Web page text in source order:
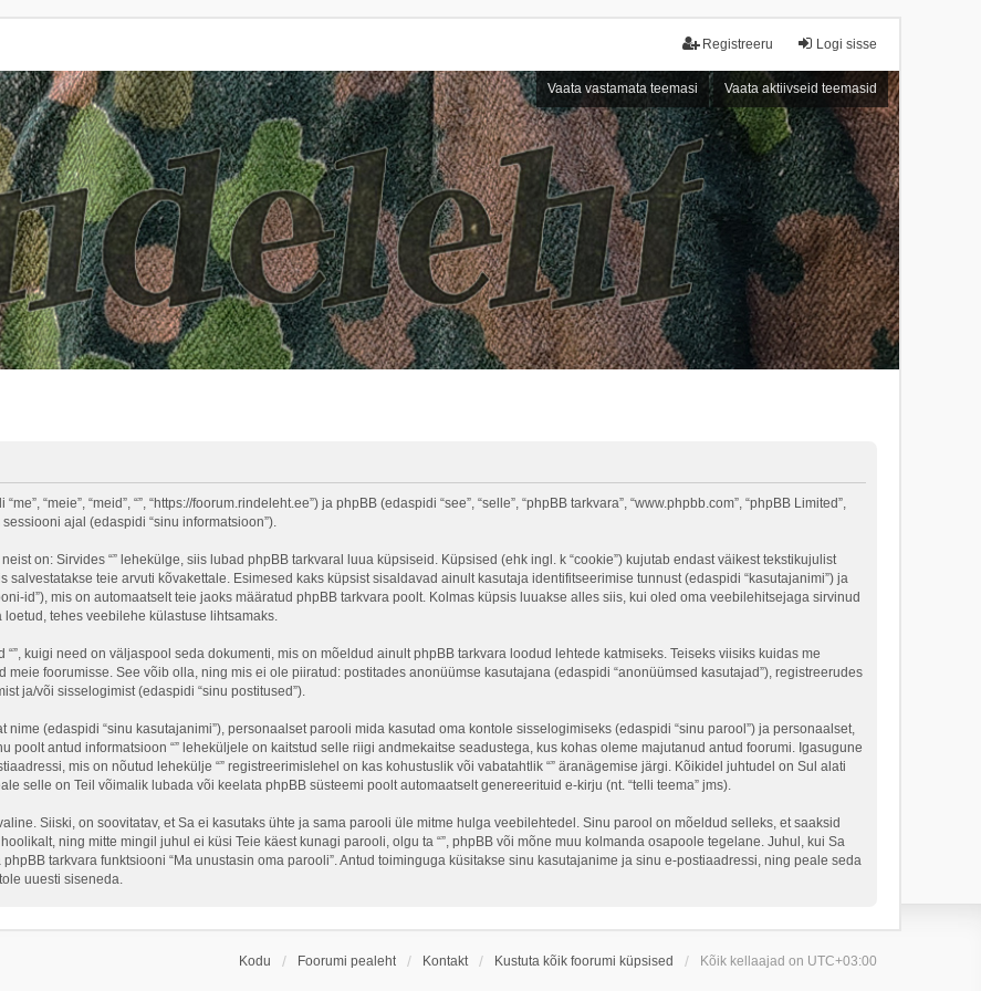
Logi sisse
Registreeru
Vaata vastamata teemasi Vaata aktiivseid teemasid
“meie”, “meid”, “”, “https://foorum.rindeleht.ee”) ja phpBB (edaspidi “see”, “selle”, “phpBB tarkvara”, “www.phpbb.com”, “phpBB Limited”,
ajal (edaspidi “sinu informatsioon”).
on: Sirvides “” lehekülge, siis lubad phpBB tarkvaral luua küpsiseid. Küpsised (ehk ingl. k “cookie”) kujutab endast väikest tekstikujulist
teie arvuti kõvakettale. Esimesed kaks küpsist sisaldavad ainult kasutaja identifitseerimise tunnust (edaspidi “kasutajanimi”) ja
id”), mis on automaatselt teie jaoks määratud phpBB tarkvara poolt. Kolmas küpsis luuakse alles siis, kui oled oma veebilehitsejaga sirvinud
loetud, tehes veebilehe külastuse lihtsamaks.
kuigi need on väljaspool seda dokumenti, mis on mõeldud ainult phpBB tarkvara loodud lehtede katmiseks. Teiseks viisiks kuidas me
foorumisse. See võib olla, ning mis ei ole piiratud: postitades anonüümse kasutajana (edaspidi “anonüümsed kasutajad”), registreerudes
ja/või sisselogimist (edaspidi “sinu postitused”).
(edaspidi “sinu kasutajanimi”), personaalset parooli mida kasutad oma kontole sisselogimiseks (edaspidi “sinu parool”) ja personaalset,
poolt antud informatsioon “” leheküljele on kaitstud selle riigi andmekaitse seadustega, kus kohas oleme majutanud antud foorumi. Igasugune
mis on nõutud lehekülje “” registreerimislehel on kas kohustuslik või vabatahtlik “” äranägemise järgi. Kõikidel juhtudel on Sul alati
selle on Teil võimalik lubada või keelata phpBB süsteemi poolt automaatselt genereerituid e-kirju (nt. “telli teema” jms).
Siiski, on soovitatav, et Sa ei kasutaks ühte ja sama parooli üle mitme hulga veebilehtedel. Sinu parool on mõeldud selleks, et saaksid
ning mitte mingil juhul ei küsi Teie käest kunagi parooli, olgu ta “”, phpBB või mõne muu kolmanda osapoole tegelane. Juhul, kui Sa
tarkvara funktsiooni “Ma unustasin oma parooli”. Antud toiminguga küsitakse sinu kasutajanime ja sinu e-postiaadressi, ning peale seda
uuesti siseneda.
Kodu Foorumi pealeht Kontakt Kustuta kõik foorumi küpsised Kõik kellaajad on UTC+03:00